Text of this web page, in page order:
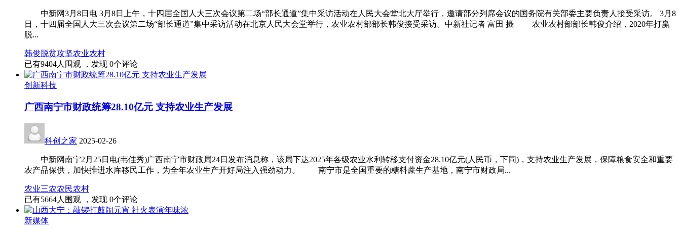
中新网3月8日电 3月8日上午，十四届全国人大三次会议第二场“部长通道”集中采访活动在人民大会堂北大厅举行，邀请部分列席会议的国务院有关部委主要负责人接受采访。 3月8
日，十四届全国人大三次会议第二场“部长通道”集中采访活动在北京人民大会堂举行，农业农村部部长韩俊接受采访。中新社记者 富田 摄 农业农村部部长韩俊介绍，2020年打赢
脱...
韩俊脱贫攻坚农业农村
已有9404人围观 ，发现 0个评论
创新科技
广西南宁市财政统筹28.10亿元 支持农业生产发展
科创之家 2025-02-26
中新网南宁2月25日电(韦佳秀)广西南宁市财政局24日发布消息称，该局下达2025年各级农业水利转移支付资金28.10亿元(人民币，下同)，支持农业生产发展，保障粮食安全和重要
农产品保供，加快推进水库移民工作，为全年农业生产开好局注入强劲动力。 南宁市是全国重要的糖料蔗生产基地，南宁市财政局...
农业三农农民农村
已有5664人围观 ，发现 0个评论
新媒体